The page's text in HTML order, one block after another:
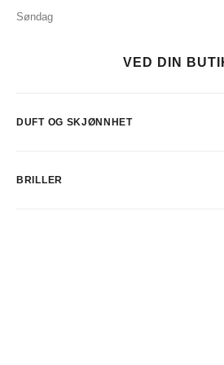
Søndag
VED DIN
DUFT OG SKJØNNHET
BRILLER